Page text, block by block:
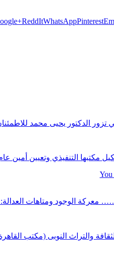
ReddItWhatsAppPinterest
تزور الدكتور يحيى محمد
مكتبها التنفيذي وتعيين أمين
You
الوجود ومتاهات
والتراث النوبى (مكتب